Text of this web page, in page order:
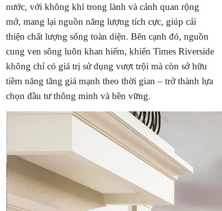
nước, với không khí trong lành và cảnh quan rộng
mở, mang lại nguồn năng lượng tích cực, giúp cải
thiện chất lượng sống toàn diện. Bên cạnh đó, nguồn
cung ven sông luôn khan hiếm, khiến Times Riverside
không chỉ có giá trị sử dụng vượt trội mà còn sở hữu
tiềm năng tăng giá mạnh theo thời gian – trở thành lựa
chọn đầu tư thông minh và bền vững.